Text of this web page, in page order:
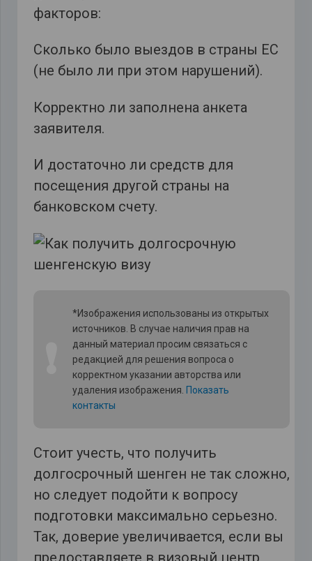
факторов:
Сколько было выездов в страны ЕС
(не было ли при этом нарушений).
Корректно ли заполнена анкета
заявителя.
И достаточно ли средств для
посещения другой страны на
банковском счету.
*Изображения использованы из открытых
источников. В случае наличия прав на
данный материал просим связаться с
редакцией для решения вопроса о
корректном указании авторства или
удаления изображения. Показать
контакты
Стоит учесть, что получить
долгосрочный шенген не так сложно,
но следует подойти к вопросу
подготовки максимально серьезно.
Так, доверие увеличивается, если вы
предоставляете в визовый центр